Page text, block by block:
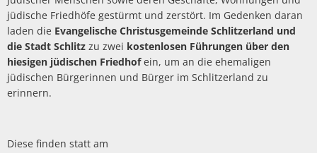
jüdische Friedhöfe gestürmt und zerstört. Im Gedenken daran
laden die Evangelische Christusgemeinde Schlitzerland und
die Stadt Schlitz zu zwei kostenlosen Führungen über den
hiesigen jüdischen Friedhofein, um an die ehemaligen
jüdischen Bürgerinnen und Bürger im Schlitzerland zu
erinnern.
Diese finden statt am